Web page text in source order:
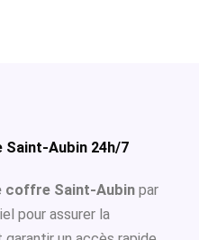
Aubin 24h/7
coffre Saint-Aubin par
pour assurer la